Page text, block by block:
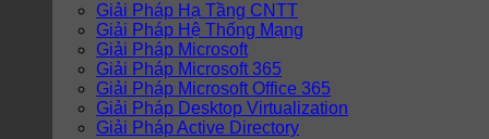
Giải Pháp Hạ Tầng CNTT
Giải Pháp Hệ Thống Mạng
Giải Pháp Microsoft
Giải Pháp Microsoft 365
Giải Pháp Microsoft Office 365
Giải Pháp Desktop Virtualization
Giải Pháp Active Directory